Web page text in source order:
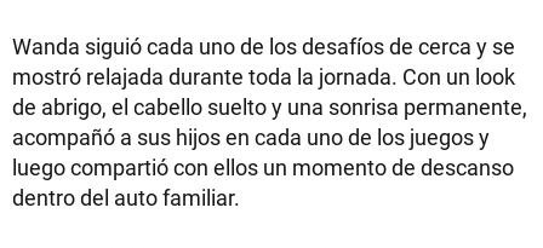
Wanda siguió cada uno de los desafíos de cerca y se
mostró relajada durante toda la jornada. Con un look
de abrigo, el cabello suelto y una sonrisa permanente,
acompañó a sus hijos en cada uno de los juegos y
luego compartió con ellos un momento de descanso
dentro del auto familiar.